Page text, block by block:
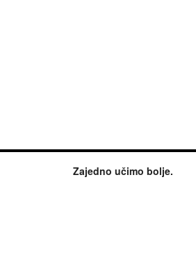
Zajedno učimo bolje.